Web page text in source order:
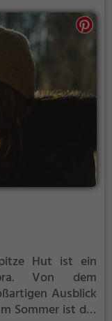
Hut ist ein
Von dem
Ausblick
Sommer ist der